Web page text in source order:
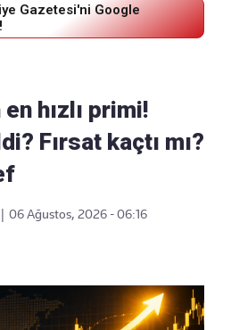
Gazetesi'ni Google
hızlı primi!
Fırsat kaçtı mı?
06 Ağustos, 2026 - 06:16